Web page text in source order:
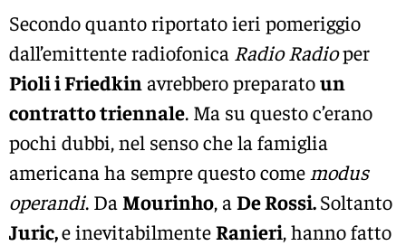
Secondo quanto riportato ieri pomeriggio
dall’emittente radiofonica Radio Radioper
Pioli i Friedkinavrebbero preparatoun
contratto triennale. Ma su questo c’erano
pochi dubbi, nel senso che la famiglia
americana ha sempre questo come modus
operandi. Da Mourinho, a De Rossi.Soltanto
Juric,e inevitabilmenteRanieri, hanno fatto